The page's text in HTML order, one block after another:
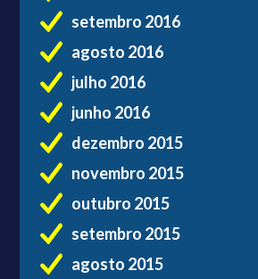
setembro 2016
agosto 2016
julho 2016
junho 2016
dezembro 2015
novembro 2015
outubro 2015
setembro 2015
agosto 2015